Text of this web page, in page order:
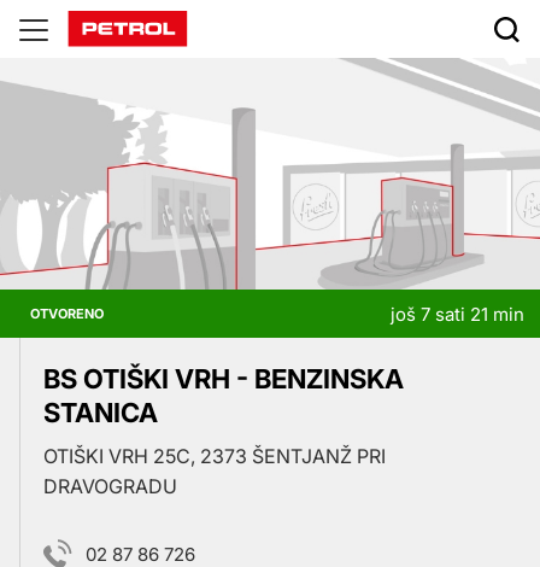
Prodajna
mjesta
OTVORENO još 7 sati 21 min
BS OTIŠKI VRH - BENZINSKA
STANICA
OTIŠKI VRH 25C, 2373 ŠENTJANŽ PRI
DRAVOGRADU
02 87 86 726